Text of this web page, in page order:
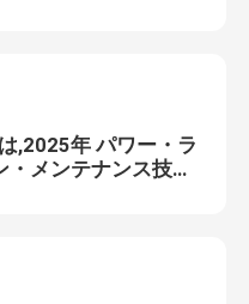
,2025年 パワー・ラ
・メンテナンス技